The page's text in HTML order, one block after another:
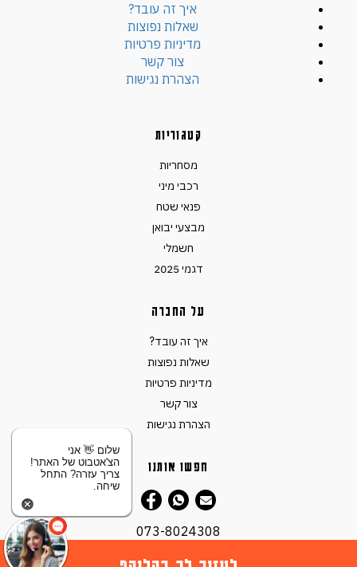
איך זה עובד?
שאלות נפוצות
מדיניות פרטיות
צור קשר
הצהרת נגישות
קטגוריות
מסחריות
רכבי מיני
פנאי שטח
מבצעי יבואן
חשמלי
דגמי 2025
על החברה
איך זה עובד?
שאלות נפוצות
מדיניות פרטיות
צור קשר
הצהרת נגישות
חפשו אותנו
073-8024308
שלום 👋 אני
הצ'אטבוט של האתר!
צריך עזרה? התחל
שיחה.